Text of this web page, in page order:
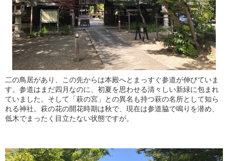
二の鳥居があり、この先からは本殿へとまっすぐ参道が伸びていま
す。参道はまだ四月なのに、初夏を思わせる清々しい新緑に包まれ
ていました。そして「萩の宮」との異名も持つ萩の名所として知ら
れる神社。萩の花の開花時期は秋で、現在は参道脇で鳴りを潜め、
低木でまったく目立たない状態ですが。